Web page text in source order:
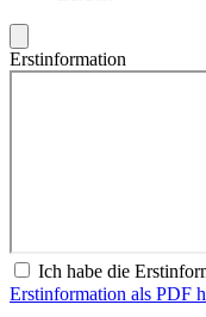
Erstinformation
Ich habe die
Erstinformation als PDF